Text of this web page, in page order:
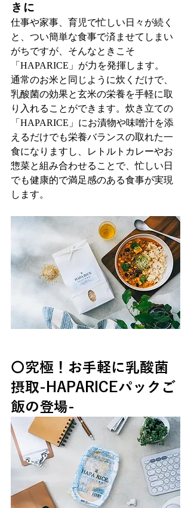
きに
仕事や家事、育児で忙しい日々が続く
と、つい簡単な食事で済ませてしまい
がちですが、そんなときこそ
「HAPARICE」が力を発揮します。
通常のお米と同じように炊くだけで、
乳酸菌の効果と玄米の栄養を手軽に取
り入れることができます。炊き立ての
「HAPARICE」にお漬物や味噌汁を添
えるだけでも栄養バランスの取れた一
食になりますし、レトルトカレーやお
惣菜と組み合わせることで、忙しい日
でも健康的で満足感のある食事が実現
します。
〇究極！お手軽に乳酸菌
摂取-HAPARICEパックご
飯の登場-